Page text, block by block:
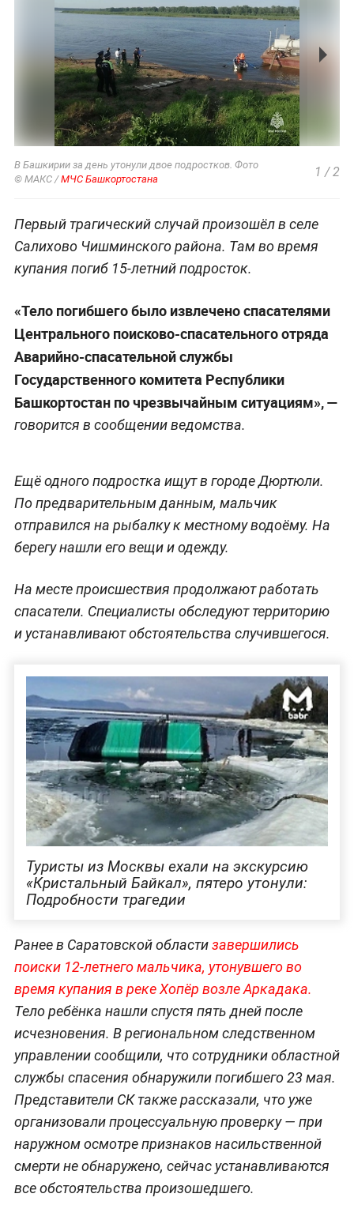
В Башкирии за день утонули двое подростков. Фото
© МАКС /МЧС Башкортостана 1 /2
Первый трагический случай произошёл в селе
Салихово Чишминского района. Там во время
купания погиб 15-летний подросток.
«Тело погибшего было извлечено спасателями
Центрального поисково-спасательного отряда
Аварийно-спасательной службы
Государственного комитета Республики
Башкортостан по чрезвычайным ситуациям», —
говорится в сообщении ведомства.
Ещё одного подростка ищут в городе Дюртюли.
По предварительным данным, мальчик
отправился на рыбалку к местному водоёму. На
берегу нашли его вещи и одежду.
На месте происшествия продолжают работать
спасатели. Специалисты обследуют территорию
и устанавливают обстоятельства случившегося.
Туристы из Москвы ехали на экскурсию
«Кристальный Байкал», пятеро утонули:
Подробности трагедии
Ранее в Саратовской областизавершились
поиски 12-летнего мальчика, утонувшего во
время купания в реке Хопёр возле Аркадака.
Тело ребёнка нашли спустя пять дней после
исчезновения. В региональном следственном
управлении сообщили, что сотрудники областной
службы спасения обнаружили погибшего 23 мая.
Представители СК также рассказали, что уже
организовали процессуальную проверку — при
наружном осмотре признаков насильственной
смерти не обнаружено, сейчас устанавливаются
все обстоятельства произошедшего.